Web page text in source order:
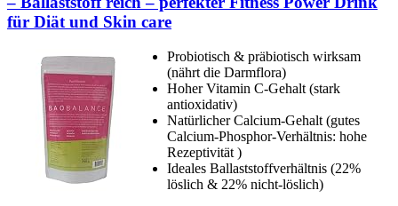
für Diät und Skin care
Probiotisch & präbiotisch wirksam
(nährt die Darmflora)
Hoher Vitamin C-Gehalt (stark
antioxidativ)
Natürlicher Calcium-Gehalt (gutes
Calcium-Phosphor-Verhältnis: hohe
Rezeptivität )
Ideales Ballaststoffverhältnis (22%
löslich & 22% nicht-löslich)